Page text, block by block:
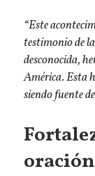
“Este
testimonio de
desconocida,
América. Esta
siendo fuente
oración